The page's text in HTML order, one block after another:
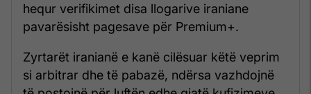
hequr verifikimet disa llogarive iraniane
pavarësisht pagesave për Premium+.
Zyrtarët iranianë e kanë cilësuar këtë veprim
si arbitrar dhe të pabazë, ndërsa vazhdojnë